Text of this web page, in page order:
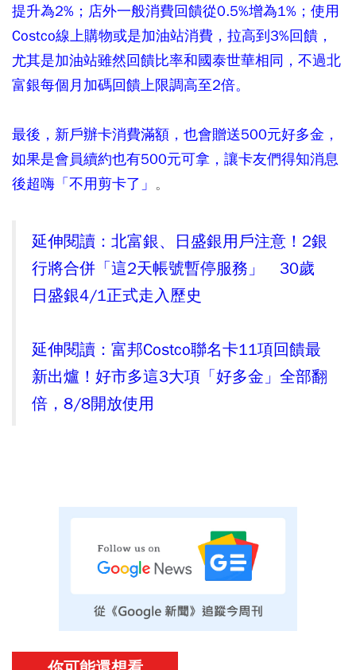
提升為2%；店外一般消費回饋從0.5%增為1%；使用
Costco線上購物或是加油站消費，拉高到3%回饋，
尤其是加油站雖然回饋比率和國泰世華相同，不過北
富銀每個月加碼回饋上限調高至2倍。
最後，新戶辦卡消費滿額，也會贈送500元好多金，
如果是會員續約也有500元可拿，讓卡友們得知消息
後超嗨「不用剪卡了」 。
延伸閱讀：北富銀、日盛銀用戶注意！2銀
行將合併「這2天帳號暫停服務」 30歲
日盛銀4/1正式走入歷史
延伸閱讀：富邦Costco聯名卡11項回饋最
新出爐！好市多這3大項「好多金」全部翻
倍，8/8開放使用